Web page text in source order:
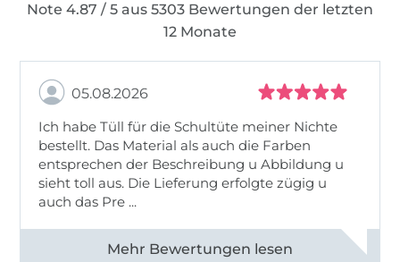
Note 4.87 / 5 aus 5303 Bewertungen der letzten
12 Monate
05.08.2026
Ich habe Tüll für die Schultüte meiner Nichte
bestellt. Das Material als auch die Farben
entsprechen der Beschreibung u Abbildung u
sieht toll aus. Die Lieferung erfolgte zügig u
auch das Pre ...
Alle 82950 Bewertungen ansehen